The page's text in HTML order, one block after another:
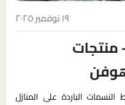
١٩ نوفمبر ٢٠٢٥
منتجات
الباردة على المنازل